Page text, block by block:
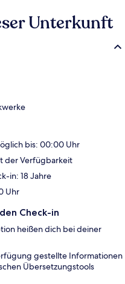
Unterkunft
bis: 00:00 Uhr
der Verfügbarkeit
in: 18 Jahre
Uhr
Check-in
heißen dich bei deiner
gestellte Informationen
Übersetzungstools